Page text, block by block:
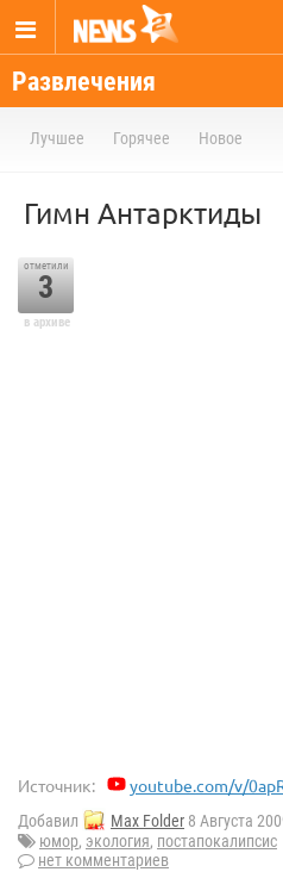
Развлечения
Лучшее Горячее Новое
Гимн Антарктиды
отметили
3
в архиве
Источник: youtube.com/v/
Добавил Max Folder 8 Августа
юмор, экология, постапокалипсис
нет комментариев